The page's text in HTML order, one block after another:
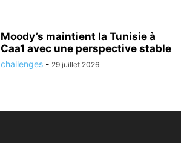
Moody’s maintient la Tunisie à
Caa1 avec une perspective stable
challenges - 29 juillet 2026